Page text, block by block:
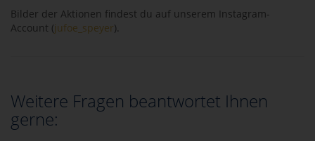
Bilder der Aktionen findest du auf unserem Instagram-
Account (jufoe_speyer).
Weitere Fragen beantwortet Ihnen
gerne: